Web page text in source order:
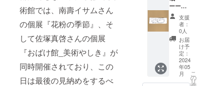
術館では、南壽イサムさん
の個展『花粉の季節』、そ
して佐塚真啓さんの個展
『おばけ館_美術やしき』が
同時開催されており、この
日は最後の見納めをするべ
世界を
見てみ
たいと
よく
思って
いるの
で、平
岡さん
の文章
を読む
時、い
じる。
大きな
お世話
だが、
平岡さ
んのよ
うな方
が、こ
うやっ
て作品
を観
なくだ
が納得
してし
まっ
た。開
けて
も、開
けて
も、目
の前に
扉が
たって
いない
場所に
いた人
なのだ
と、い
ろんな
人が
言って
いる気
がす
ティブ
の展示
を見に
新潟ま
でい
らっ
しゃっ
たのは
驚愕
で、
無意識
に、見
ること
のな
かった
展示に
ついて
想像し
たり、
知らな
ーー 応
援コメ
ント：
山口法
子 - 平
岡さん
は何度
か展示
に来て
くだ
ーーー
ーー
●『平岡
手帖』
定期購
読_12ヶ
月 ＋ ●
作家作
品しお
りサイ
ズ ＋ ●
支援
者：
0人
お届
け予
定：
2024
年05
月
こ
の
リ